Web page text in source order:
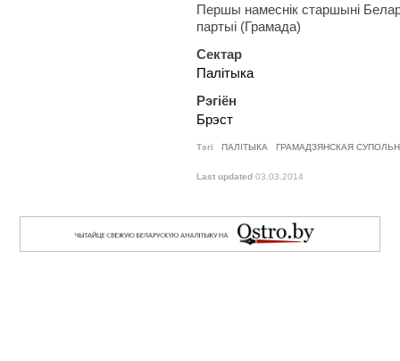
Першы намеснік старшыні
партыі (Грамада)
Сектар
Палітыка
Рэгіён
Брэст
Тэгі ПАЛІТЫКА ГРАМАДЗЯНСКАЯ
Last updated 03.03.2014